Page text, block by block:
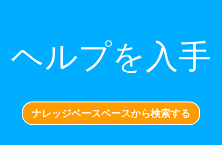
ヘルプを入手
ナレッジベースベースから検索する